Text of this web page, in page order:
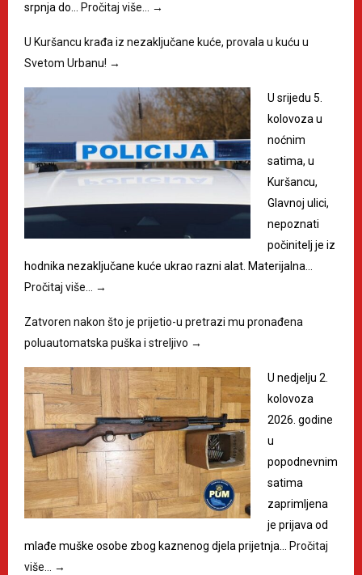
srpnja do… Pročitaj više… →
U Kuršancu krađa iz nezaključane kuće, provala u kuću u
Svetom Urbanu! →
U srijedu 5.
kolovoza u
noćnim
satima, u
Kuršancu,
Glavnoj ulici,
nepoznati
počinitelj je iz
hodnika nezaključane kuće ukrao razni alat. Materijalna…
Pročitaj više… →
Zatvoren nakon što je prijetio-u pretrazi mu pronađena
poluautomatska puška i streljivo →
U nedjelju 2.
kolovoza
2026. godine
u
popodnevnim
satima
zaprimljena
je prijava od
mlađe muške osobe zbog kaznenog djela prijetnja… Pročitaj
više… →